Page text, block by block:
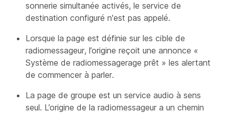
sonnerie simultanée activés, le service de
destination configuré n'est pas appelé.
Lorsque la page est définie sur les cible de
radiomessageur, l’origine reçoit une annonce «
Système de radiomessagerage prêt » les alertant
de commencer à parler.
La page de groupe est un service audio à sens
seul. L’origine de la radiomessageur a un chemin